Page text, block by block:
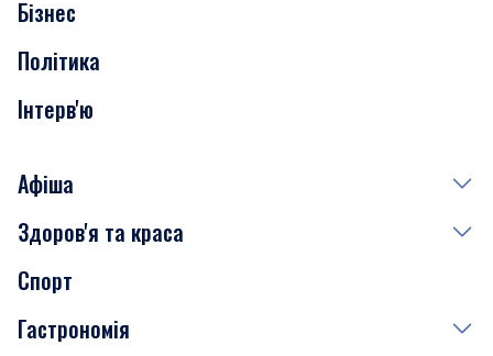
Транспорт
Бізнес
Політика
Інтерв'ю
Афіша
Сьогодні
Завтра
Субота
Здоров'я та краса
Медицина
Краса
Спорт
Гастрономія